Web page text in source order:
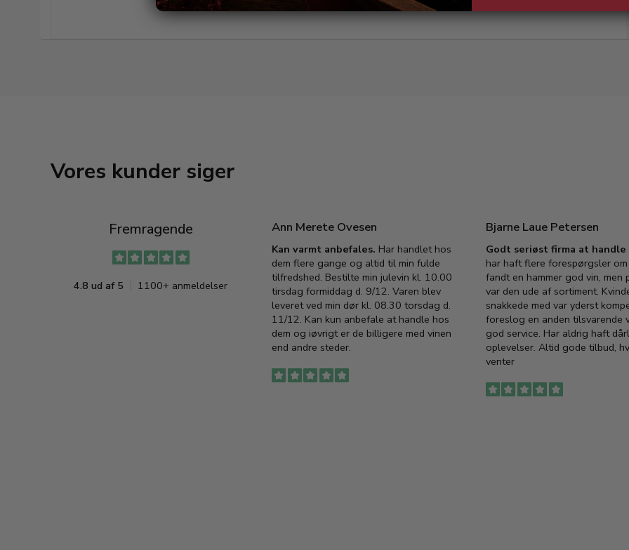
Vores kunder siger
Fremragende
4.8 ud af 5 1100+ anmeldelser
Ann Merete Ovesen
Kan varmt anbefales. Har handlet hos
dem flere gange og altid til min fulde
tilfredshed. Bestilte min julevin kl. 10.00
tirsdag formiddag d. 9/12. Varen blev
leveret ved min dør kl. 08.30 torsdag d.
11/12. Kan kun anbefale at handle hos
dem og iøvrigt er de billigere med vinen
end andre steder.
Bjarne Laue Petersen
Godt seriøst firma at handle
har haft flere forespørgsler om
fandt en hammer god vin, men
var den ude af sortiment.
snakkede med var yderst
foreslog en anden tilsvarende
god service. Har aldrig haft
oplevelser. Altid gode tilbud,
venter